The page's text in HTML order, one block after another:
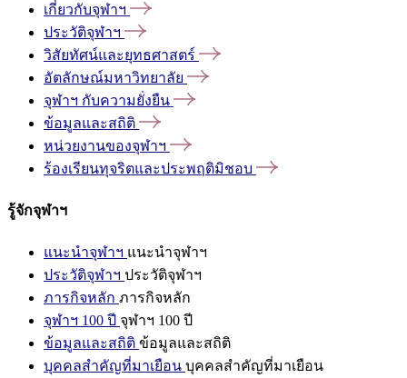
เกี่ยวกับจุฬาฯ
ประวัติจุฬาฯ
วิสัยทัศน์และยุทธศาสตร์
อัตลักษณ์มหาวิทยาลัย
จุฬาฯ กับความยั่งยืน
ข้อมูลและสถิติ
หน่วยงานของจุฬาฯ
ร้องเรียนทุจริตและประพฤติมิชอบ
รู้จักจุฬาฯ
แนะนำจุฬาฯ แนะนำจุฬาฯ
ประวัติจุฬาฯ ประวัติจุฬาฯ
ภารกิจหลัก ภารกิจหลัก
จุฬาฯ 100 ปี จุฬาฯ 100 ปี
ข้อมูลและสถิติ ข้อมูลและสถิติ
บุคคลสำคัญที่มาเยือน บุคคลสำคัญที่มาเยือน